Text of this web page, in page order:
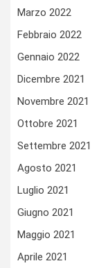
Marzo 2022
Febbraio 2022
Gennaio 2022
Dicembre 2021
Novembre 2021
Ottobre 2021
Settembre 2021
Agosto 2021
Luglio 2021
Giugno 2021
Maggio 2021
Aprile 2021